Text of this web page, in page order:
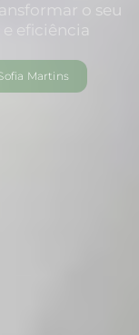
o seu
eficiência
Martins